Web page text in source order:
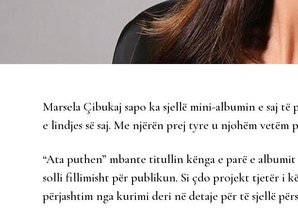
Marsela Çibukaj sapo ka sjellë mini-albumin e saj të
e lindjes së saj. Me njërën prej tyre u njohëm vetëm
“Ata puthen” mbante titullin kënga e parë e albumit
solli fillimisht për publikun. Si çdo projekt tjetër i
përjashtim nga kurimi deri në detaje për të sjellë